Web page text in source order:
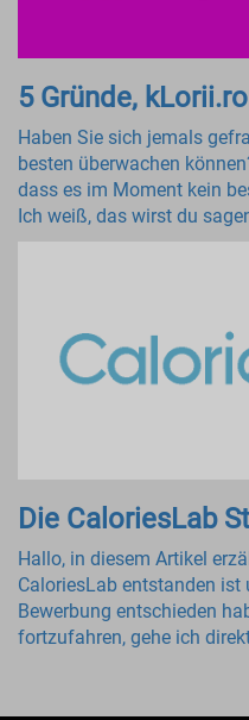
5 Gründe,
Haben Sie sich jemals
besten überwachen
dass es im Moment kein
Ich weiß, das wirst du
Die CaloriesLab
Hallo, in diesem Artikel
CaloriesLab entstanden
Bewerbung entschieden
fortzufahren, gehe ich